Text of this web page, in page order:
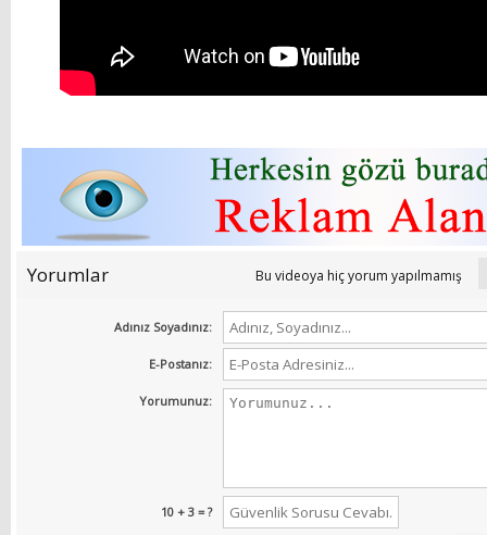
Yorumlar Bu videoya hiç yorum yapılmamış
Adınız Soyadınız:
E-Postanız:
Yorumunuz:
10 + 3 = ?